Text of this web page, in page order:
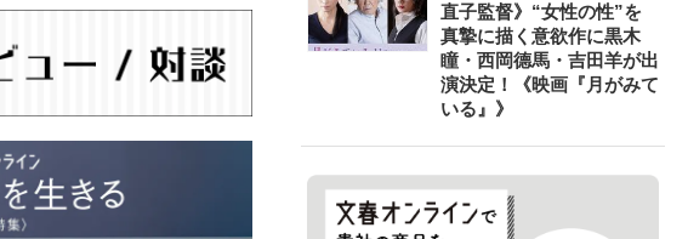
直子監督》“女性の性”を
真摯に描く意欲作に黒木
瞳・西岡德馬・吉田羊が出
演決定！《映画『月がみて
いる』》